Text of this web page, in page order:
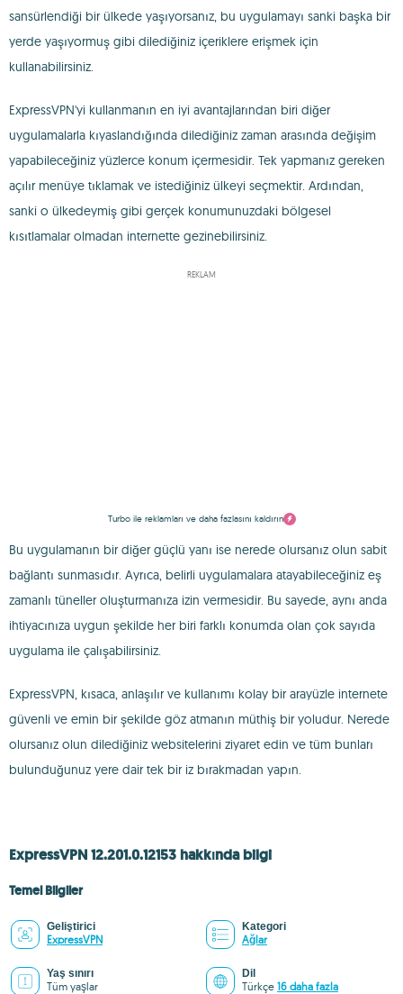
sansürlendiği bir ülkede yaşıyorsanız, bu uygulamayı sanki başka bir
yerde yaşıyormuş gibi dilediğiniz içeriklere erişmek için
kullanabilirsiniz.
ExpressVPN'yi kullanmanın en iyi avantajlarından biri diğer
uygulamalarla kıyaslandığında dilediğiniz zaman arasında değişim
yapabileceğiniz yüzlerce konum içermesidir. Tek yapmanız gereken
açılır menüye tıklamak ve istediğiniz ülkeyi seçmektir. Ardından,
sanki o ülkedeymiş gibi gerçek konumunuzdaki bölgesel
kısıtlamalar olmadan internette gezinebilirsiniz.
REKLAM
Turbo ile reklamları ve daha fazlasını kaldırın
Bu uygulamanın bir diğer güçlü yanı ise nerede olursanız olun sabit
bağlantı sunmasıdır. Ayrıca, belirli uygulamalara atayabileceğiniz eş
zamanlı tüneller oluşturmanıza izin vermesidir. Bu sayede, aynı anda
ihtiyacınıza uygun şekilde her biri farklı konumda olan çok sayıda
uygulama ile çalışabilirsiniz.
ExpressVPN, kısaca, anlaşılır ve kullanımı kolay bir arayüzle internete
güvenli ve emin bir şekilde göz atmanın müthiş bir yoludur. Nerede
olursanız olun dilediğiniz websitelerini ziyaret edin ve tüm bunları
bulunduğunuz yere dair tek bir iz bırakmadan yapın.
ExpressVPN 12.201.0.12153 hakkında bilgi
Temel Bilgiler
Geliştirici
ExpressVPN
Kategori
Ağlar
Yaş sınırı
Tüm yaşlar
Dil
Türkçe 16 daha fazla